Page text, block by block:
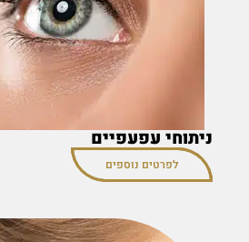
ניתוחי עפעפיים
לפרטים נוספים